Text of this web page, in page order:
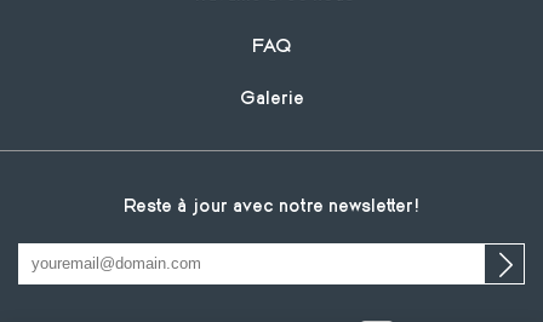
FAQ
Galerie
Reste à jour avec notre newsletter!